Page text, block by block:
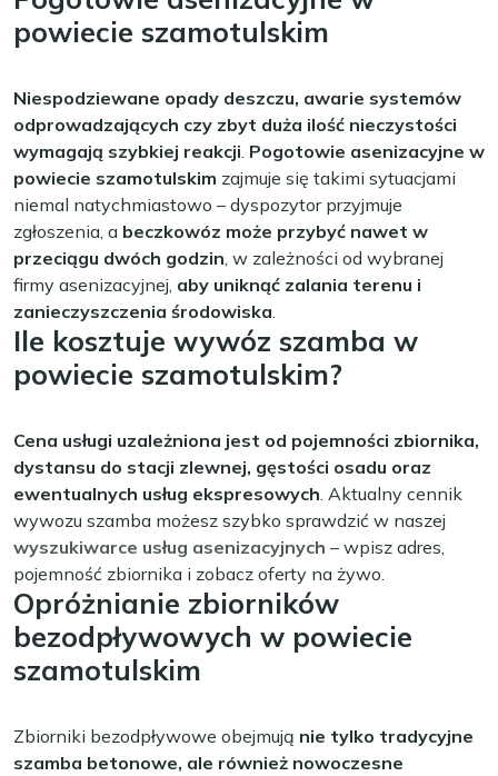
powiecie szamotulskim
Niespodziewane opady deszczu, awarie systemów
odprowadzających czy zbyt duża ilość nieczystości
wymagają szybkiej reakcji. Pogotowie asenizacyjne w
powiecie szamotulskim zajmuje się takimi sytuacjami
niemal natychmiastowo – dyspozytor przyjmuje
zgłoszenia, a beczkowóz może przybyć nawet w
przeciągu dwóch godzin, w zależności od wybranej
firmy asenizacyjnej, aby uniknąć zalania terenu i
zanieczyszczenia środowiska.
Ile kosztuje wywóz szamba w
powiecie szamotulskim?
Cena usługi uzależniona jest od pojemności zbiornika,
dystansu do stacji zlewnej, gęstości osadu oraz
ewentualnych usług ekspresowych. Aktualny cennik
wywozu szamba możesz szybko sprawdzić w naszej
wyszukiwarce usług asenizacyjnych – wpisz adres,
pojemność zbiornika i zobacz oferty na żywo.
Opróżnianie zbiorników
bezodpływowych w powiecie
szamotulskim
Zbiorniki bezodpływowe obejmują nie tylko tradycyjne
szamba betonowe, ale również nowoczesne